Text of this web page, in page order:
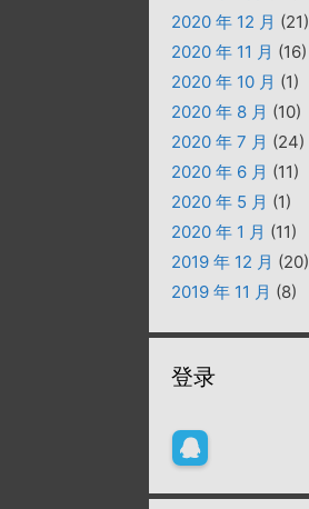
2020 年 12 月 (21)
2020 年 11 月 (16)
2020 年 10 月 (1)
2020 年 8 月 (10)
2020 年 7 月 (24)
2020 年 6 月 (11)
2020 年 5 月 (1)
2020 年 1 月 (11)
2019 年 12 月 (20)
2019 年 11 月 (8)
登录